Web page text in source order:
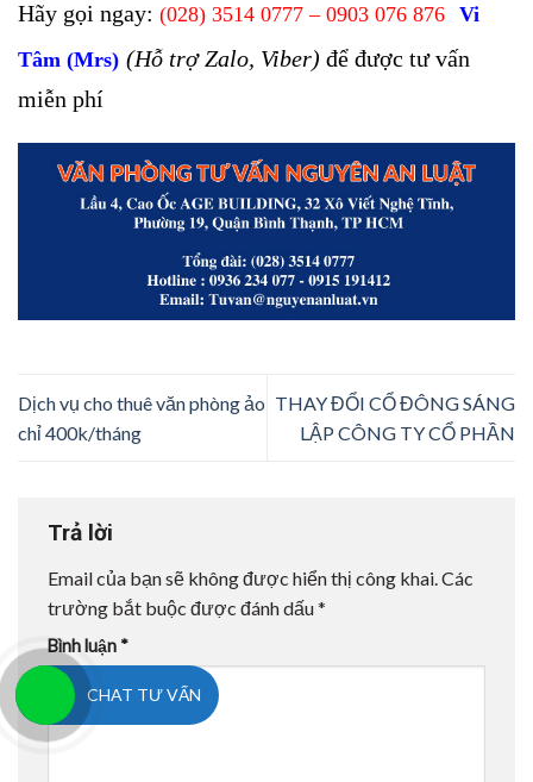
Hãy gọi ngay: (028) 3514 0777 – 0903 076 876 Vi
Tâm (Mrs) (Hỗ trợ Zalo, Viber) để được tư vấn
miễn phí
Dịch vụ cho thuê văn phòng ảo
chỉ 400k/tháng
THAY ĐỔI CỔ ĐÔNG SÁNG
LẬP CÔNG TY CỔ PHẦN
Trả lời
Email của bạn sẽ không được hiển thị công khai. Các
trường bắt buộc được đánh dấu*
Bình luận *
CHAT TƯ VẤN